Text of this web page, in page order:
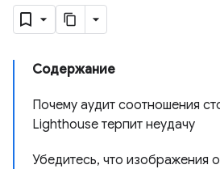
Содержание
Почему аудит соотношения
Lighthouse терпит неудачу
Убедитесь, что изображения